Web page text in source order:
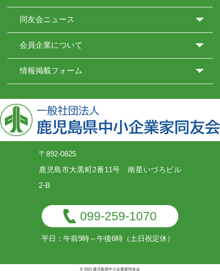
同友会ニュース
会員企業について
情報掲載フォーム
〒892-0825
鹿児島市大黒町2番11号 南星いづろビル
2-B
099-259-1070
平日：午前9時～午後6時（土日祝定休）
© 2021 鹿児島県中小企業家同友会